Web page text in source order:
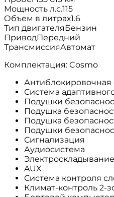
Мощность л.с.115
Объем в литрах1.6
Тип двигателяБензин
ПриводПередний
ТрансмиссияАвтомат
Комплектация: Cosmo
Антиблокировочная
Система
Подушки
Подушка
Подушка
Подушки
Сигнализация
Аудиосистема
AUX
Система контроля
Климат-контроль 2-